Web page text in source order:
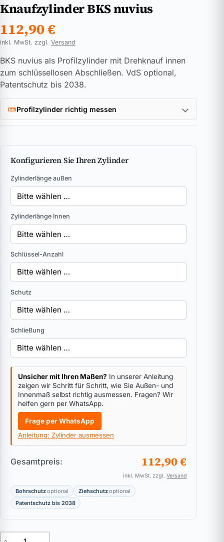
Knaufzylinder BKS nuvius
112,90€
inkl. MwSt. zzgl. Versand
BKS nuvius als Profilzylinder mit Drehknauf innen
zum schlüssellosen Abschließen. VdS optional,
Patentschutz bis 2038.
Profilzylinder richtig messen
Konfigurieren Sie Ihren Zylinder
Zylinderlänge außen
Zylinderlänge Innen
Schlüssel-Anzahl
Schutz
Schließung
Unsicher mit Ihren Maßen? In unserer Anleitung
zeigen wir Schritt für Schritt, wie Sie Außen- und
Innenmaß selbst richtig ausmessen. Fragen? Wir
helfen gern per WhatsApp.
Frage per WhatsApp
Anleitung: Zylinder ausmessen
Gesamtpreis: 112,90 €
inkl. MwSt. zzgl.Versand
Bohrschutzoptional Ziehschutzoptional
Patentschutz bis 2038
Knaufzylinder BKS nuvius Menge